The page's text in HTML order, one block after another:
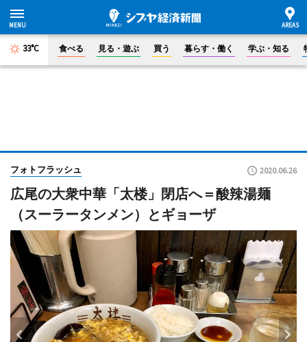
33°C 食べる 見る・遊ぶ 買う 暮らす・働く 学ぶ・知る
フォトフラッシュ 2020.06.26
広尾の大衆中華「太楼」閉店へ＝酸辣湯麺
（スーラータンメン）とギョーザ